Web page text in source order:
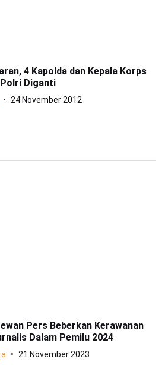
4 Kapolda dan Kepala Korps
Diganti
24 November 2012
Pers Beberkan Kerawanan
Dalam Pemilu 2024
21 November 2023